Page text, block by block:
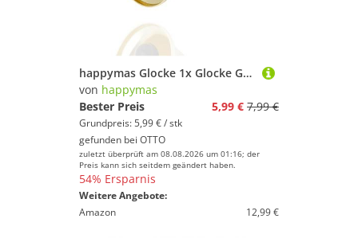
happymas Glocke 1x Glocke Gold als Weihnachtsmann Accessoire - Nikolausglocke,Packung, 1-St.
von happymas
Bester Preis
5,99 € 7,99 €
Grundpreis: 5,99 € / stk
gefunden bei OTTO
zuletzt überprüft am 08.08.2026 um 01:16; der
Preis kann sich seitdem geändert haben.
54% Ersparnis
Weitere Angebote:
Amazon
12,99 €